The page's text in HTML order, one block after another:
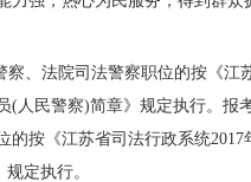
、法院司法警察职位的按《江
(人民警察)简章》规定执行。报
的按《江苏省司法行政系统2017
定执行。